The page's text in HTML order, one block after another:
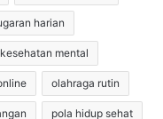
harian
kesehatan mental
olahraga rutin
pola hidup sehat